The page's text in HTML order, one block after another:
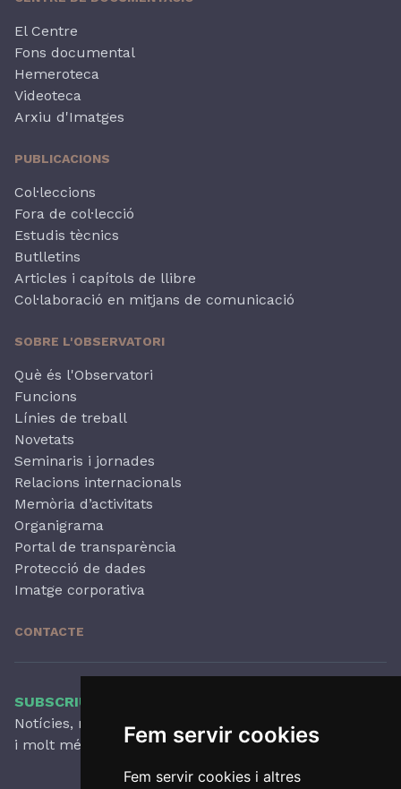
Fem servir cookies
Fem servir cookies i altres
El Centre
Fons documental
Hemeroteca
Videoteca
Arxiu d'Imatges
PUBLICACIONS
Col·leccions
Fora de col·lecció
Estudis tècnics
Butlletins
Articles i capítols de llibre
Col·laboració en mitjans de comunicació
SOBRE L'OBSERVATORI
Què és l'Observatori
Funcions
Línies de treball
Novetats
Seminaris i jornades
Relacions internacionals
Memòria d’activitats
Organigrama
Portal de transparència
Protecció de dades
Imatge corporativa
CONTACTE
SUBSCRIU-TE AL NOSTRE BUTLLETÍ
Notícies, novetats destacades, articles, activitats
i molt més, amb periodicitat trimestral.